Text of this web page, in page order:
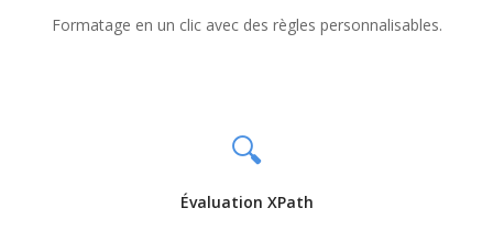
Formatage en un clic avec des règles personnalisables.
🔍
Évaluation XPath